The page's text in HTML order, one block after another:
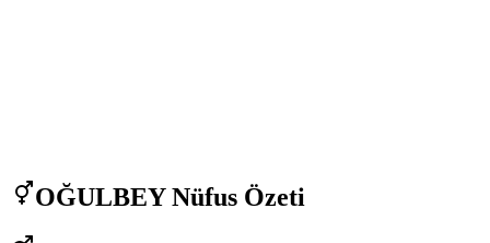
OĞULBEYNüfus Özeti